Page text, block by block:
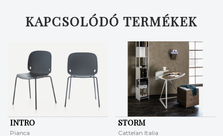
KAPCSOLÓDÓ TERMÉKEK
INTRO
Pianca
STORM
Cattelan Italia